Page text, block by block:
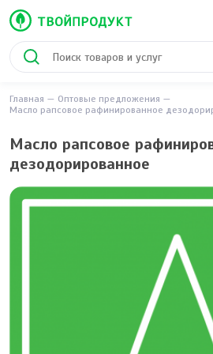
Главная
Оптовые предложения
Масло рапсовое рафинированное
Масло рапсовое
дезодорированное